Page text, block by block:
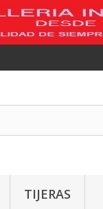
TIJERAS